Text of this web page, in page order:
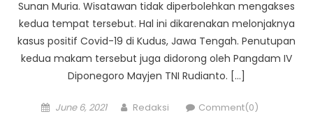
Sunan Muria. Wisatawan tidak diperbolehkan mengakses
kedua tempat tersebut. Hal ini dikarenakan melonjaknya
kasus positif Covid-19 di Kudus, Jawa Tengah. Penutupan
kedua makam tersebut juga didorong oleh Pangdam IV
Diponegoro Mayjen TNI Rudianto. […]
Posted
June 6, 2021 Author
Redaksi Comment(0)